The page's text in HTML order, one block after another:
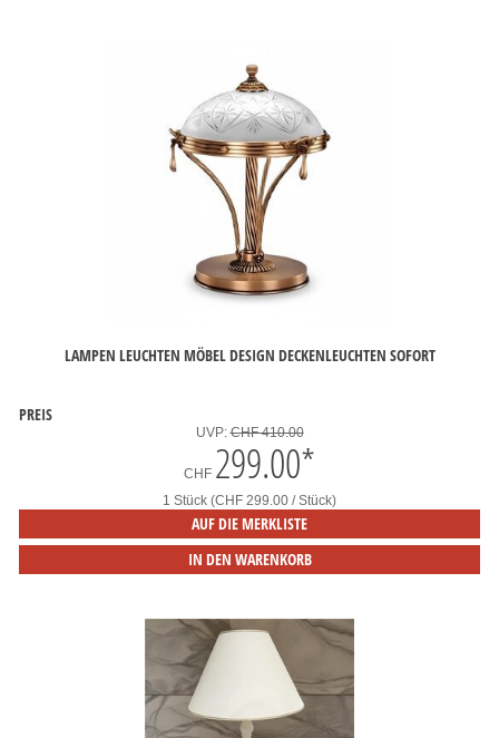
LAMPEN LEUCHTEN MÖBEL DESIGN DECKENLEUCHTEN SOFORT
PREIS
UVP:CHF 410.00
CHF 299.00*
1 Stück (CHF 299.00 / Stück)
AUF DIE MERKLISTE
IN DEN WARENKORB